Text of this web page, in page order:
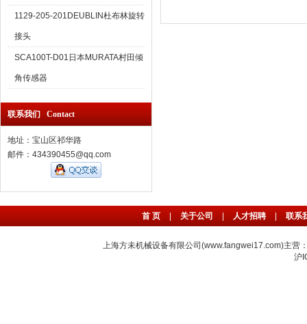
1129-205-201DEUBLIN杜布林旋转
接头
SCA100T-D01日本MURATA村田倾
角传感器
联系我们 Contact
地址：宝山区祁华路
邮件：434390455@qq.com
首 页 关于公司 人才招聘 联系
上海方未机械设备有限公司(www.fangwei17.com)主营
沪